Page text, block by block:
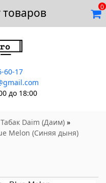
товаров 0
Скидки Контакты
60-17
до 18:00
Табак Daim (Даим) »
Melon (Синяя дыня)